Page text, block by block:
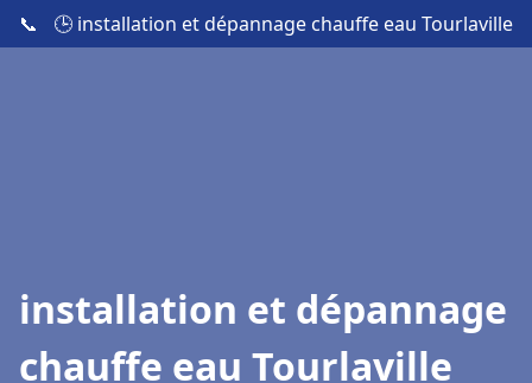
📞 🕒 installation et dépannage chauffe eau Tourlaville
installation et dépannage
chauffe eau Tourlaville